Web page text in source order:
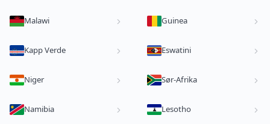
Malawi Guinea
Kapp Verde Eswatini
Niger Sør-Afrika
Namibia Lesotho